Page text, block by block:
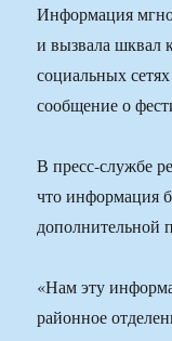
Информация
и вызвала шквал
социальных
сообщение о
В пресс-службе
что информация
дополнительной
«Нам эту
районное